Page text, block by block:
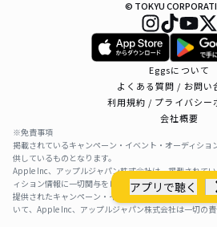
アプリで聴く
© TOKYU
Eggsについて
よくある質問 / お問い
利用規約 / プライバシー
会社概要
※免責事項
掲載されているキャンペーン・イベント・オーディショ
供しているものとなります。
Apple Inc、アップルジャパン株式会社は、掲載されて
ィション情報に一切関与をしておりません。
提供されたキャンペーン・イベント・オーディション情
いて、Apple Inc、アップルジャパン株式会社は一切の責